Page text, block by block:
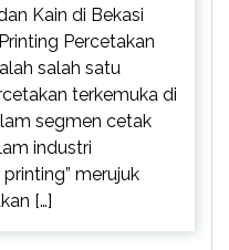
Kain di Bekasi
Percetakan
salah satu
terkemuka di
segmen cetak
industri
merujuk
[…]